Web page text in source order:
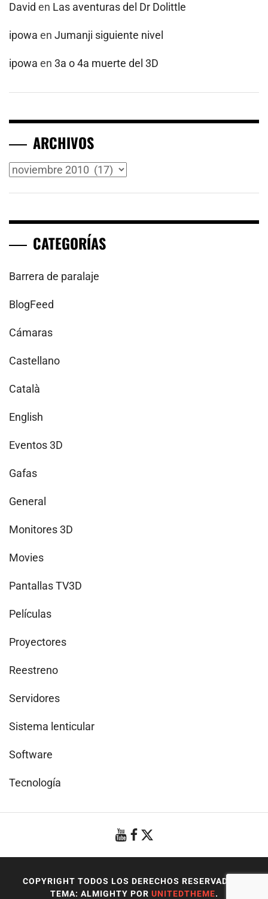
David en Las aventuras del Dr Dolittle
ipowa en Jumanji siguiente nivel
ipowa en 3a o 4a muerte del 3D
ARCHIVOS
Archivos
CATEGORÍAS
Barrera de paralaje
BlogFeed
Cámaras
Castellano
Català
English
Eventos 3D
Gafas
General
Monitores 3D
Movies
Pantallas TV3D
Películas
Proyectores
Reestreno
Servidores
Sistema lenticular
Software
Tecnología
COPYRIGHT TODOS LOS DERECHOS RESERVADOS
TEMA: ALMIGHTY POR UNITEDTHEME.